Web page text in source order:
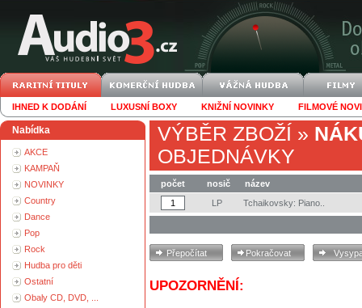
IHNED K DODÁNÍ LUXUSNÍ BOXY KNIŽNÍ NOVINKY FILMOVÉ
Nabídka
AKCE
KAMPAŇ
NOVINKY
Country
Dance
Pop
Rock
Hudba pro děti
Ostatní
Obaly CD, DVD, ...
VÝBĚR ZBOŽÍ »
OBJEDNÁVKY
počet nosič
název
LP
Tchaikovsky: Piano..
UPOZORNĚNÍ: